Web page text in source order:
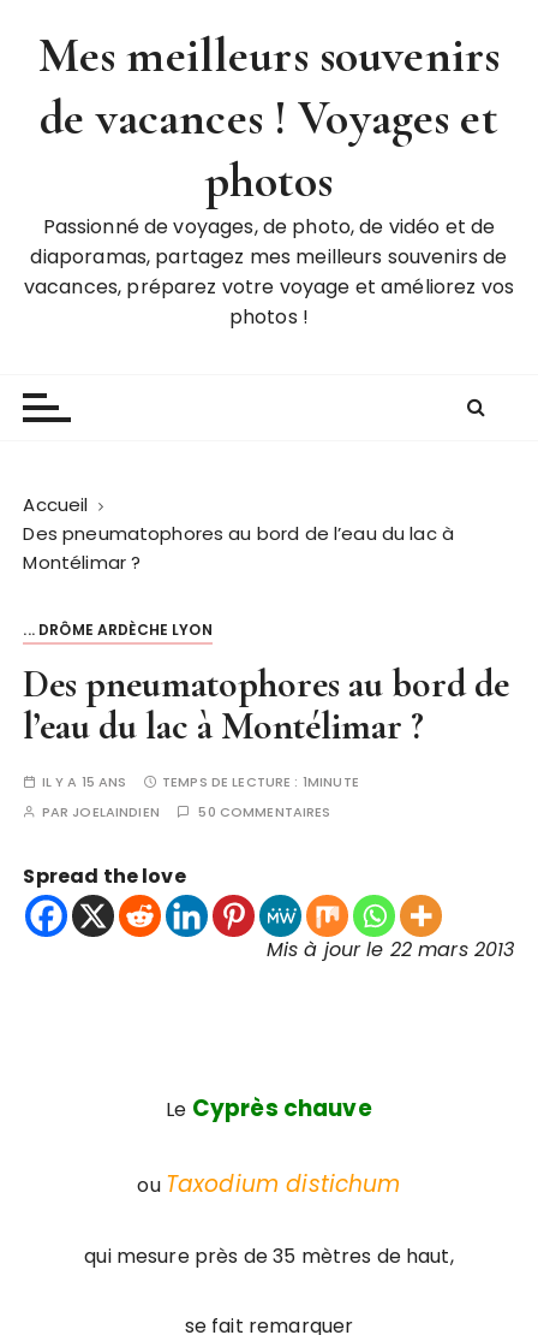
Mes meilleurs souvenirs
de vacances ! Voyages et
photos
Passionné de voyages, de photo, de vidéo et de
diaporamas, partagez mes meilleurs souvenirs de
vacances, préparez votre voyage et améliorez vos
photos !
Accueil
Des pneumatophores au bord de l’eau du lac à
Montélimar ?
... DRÔME ARDÈCHE LYON
Des pneumatophores au bord de
l’eau du lac à Montélimar ?
IL Y A 15 ANS TEMPS DE LECTURE : 1MINUTE
PAR JOELAINDIEN 50 COMMENTAIRES
Spread the love
Mis à jour le 22 mars 2013
Le Cyprès chauve
ou Taxodium distichum
qui mesure près de 35 mètres de haut,
se fait remarquer